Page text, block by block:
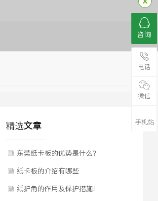
精选文章
东莞纸卡板的优势是什么？
纸卡板的介绍有哪些
纸护角的作用及保护措施!
咨询
电话
微信
手机站